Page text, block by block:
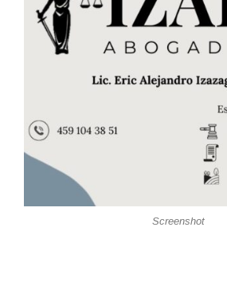
Screenshot